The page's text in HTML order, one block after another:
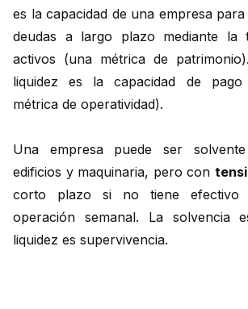
es la capacidad de una empresa
deudas a largo plazo mediante la
activos (una métrica de
liquidez es la capacidad de pago
métrica de operatividad).
Una empresa puede ser
edificios y maquinaria, pero con
corto plazo si no tiene
operación semanal. La solvencia
liquidez es supervivencia.